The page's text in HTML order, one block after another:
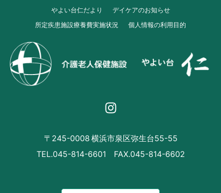
やよい台仁だより
デイケアのお知らせ
所定疾患施設療養費実施状況
個人情報の利用目的
〒245-0008 横浜市泉区弥生台55-55
TEL.045-814-6601 FAX.045-814-6602